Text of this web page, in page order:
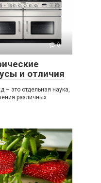
0
и отличия
– это отдельная наука,
различных